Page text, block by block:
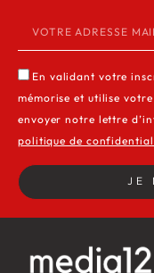
En validant votre
mémorise et utilise
envoyer notre lettre
politique de
JE